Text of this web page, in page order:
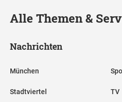
Alle Themen &
Nachrichten
München
Stadtviertel TV